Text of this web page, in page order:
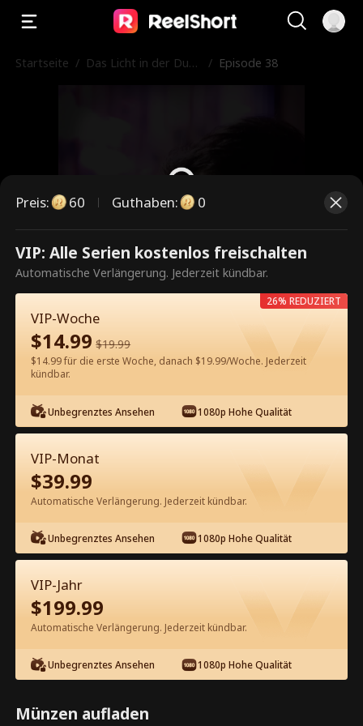
Startseite / Das Licht in der Dunk
/ Episode 38
Dies ist eine kostenpflichtige
Episode. Bitte entsperren, um
60 Jetzt entsperren
Kostenlos in der App ansehen
Episode 38 - Das Licht in der
Dunkelheit Kompletter Film
1-50 51-76
38 39 40 41 42
Preis: 60 Guthaben: 0
VIP: Alle Serien kostenlos freischalten
Automatische Verlängerung. Jederzeit kündbar.
VIP-Woche
$14.99 $19.99
$14.99 für die erste Woche, danach $19.99/Woche. Jederzeit
kündbar.
Unbegrenztes Ansehen 1080p Hohe Qualität
26% REDUZIERT
VIP-Monat
$39.99
Automatische Verlängerung. Jederzeit kündbar.
Unbegrenztes Ansehen 1080p Hohe Qualität
VIP-Jahr
$199.99
Automatische Verlängerung. Jederzeit kündbar.
Unbegrenztes Ansehen 1080p Hohe Qualität
Münzen aufladen